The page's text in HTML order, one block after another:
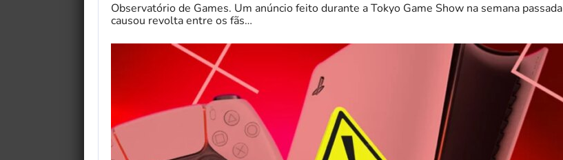
Observatório de Games. Um anúncio feito durante a Tokyo Game Show na semana passada
causou revolta entre os fãs…